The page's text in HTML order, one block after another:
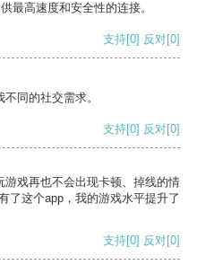
最高速度和安全性的连接。
支持[0] 反对[0]
同的社交需求。
支持[0] 反对[0]
戏再也不会出现卡顿、掉线的情
了这个app，我的游戏水平提升了
支持[0] 反对[0]